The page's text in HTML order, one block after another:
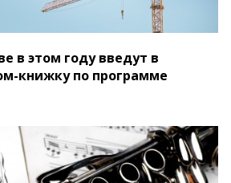
в этом году введут в
книжку по программе